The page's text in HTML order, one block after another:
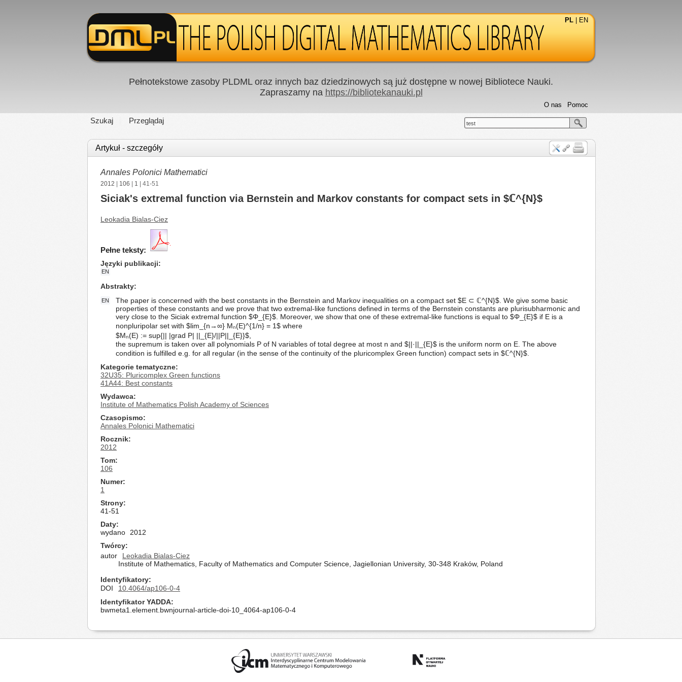
PL EN
Pełnotekstowe zasoby PLDML oraz innych baz dziedzinowych są już dostępne w nowej Bibliotece Nauki.
Zapraszamy na https://bibliotekanauki.pl
Szukaj Przeglądaj
Pomoc
O nas
test
Artykuł - szczegóły
Annales Polonici Mathematici
2012 106 1 | 41-51
Siciak's extremal function via Bernstein and Markov constants for compact sets in $ℂ^{N}$
Leokadia Bialas-Ciez
Pełne teksty:
Języki publikacji
EN
Abstrakty
EN
The paper is concerned with the best constants in the Bernstein and Markov inequalities on a compact set $E ⊂ ℂ^{N}$. We give some basic
properties of these constants and we prove that two extremal-like functions defined in terms of the Bernstein constants are plurisubharmonic and
very close to the Siciak extremal function $Φ_{E}$. Moreover, we show that one of these extremal-like functions is equal to $Φ_{E}$ if E is a
nonpluripolar set with $lim_{n→∞} Mₙ(E)^{1/n} = 1$ where
$Mₙ(E) := sup{|| |grad P| ||_{E}/||P||_{E}}$,
the supremum is taken over all polynomials P of N variables of total degree at most n and $||·||_{E}$ is the uniform norm on E. The above
condition is fulfilled e.g. for all regular (in the sense of the continuity of the pluricomplex Green function) compact sets in $ℂ^{N}$.
Kategorie tematyczne
32U35: Pluricomplex Green functions
41A44: Best constants
Wydawca
Institute of Mathematics Polish Academy of Sciences
Czasopismo
Annales Polonici Mathematici
Rocznik
2012
Tom
106
Numer
1
Strony
41-51
Daty
wydano
2012
Twórcy
autor
Leokadia Bialas-Ciez
Institute of Mathematics, Faculty of Mathematics and Computer Science, Jagiellonian University, 30-348 Kraków, Poland
Identyfikatory
DOI
10.4064/ap106-0-4
Identyfikator YADDA
bwmeta1.element.bwnjournal-article-doi-10_4064-ap106-0-4